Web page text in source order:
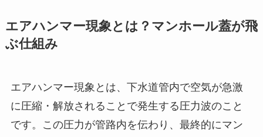
エアハンマー現象とは？マンホール蓋が飛
ぶ仕組み
エアハンマー現象とは、下水道管内で空気が急激
に圧縮・解放されることで発生する圧力波のこと
です。この圧力が管路内を伝わり、最終的にマン